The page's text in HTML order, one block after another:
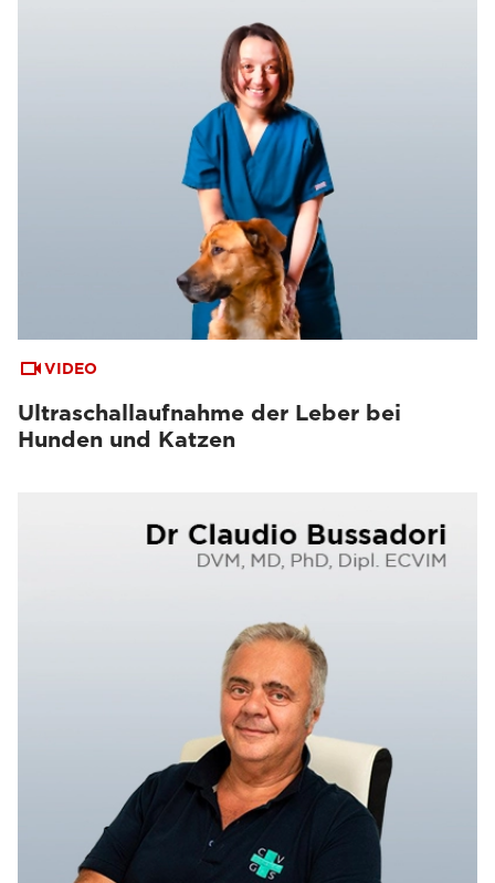
VIDEO
Ultraschallaufnahme der Leber bei
Hunden und Katzen